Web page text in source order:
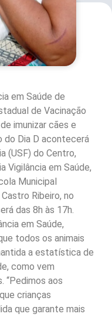
em Saúde de
de Vacinação
imunizar cães e
do Dia D acontecerá
(USF) do Centro,
Vigilância em Saúde,
Municipal
Ribeiro, no
das 8h às 17h.
em Saúde,
todos os animais
a estatística de
como vem
“Pedimos aos
crianças
que garante mais